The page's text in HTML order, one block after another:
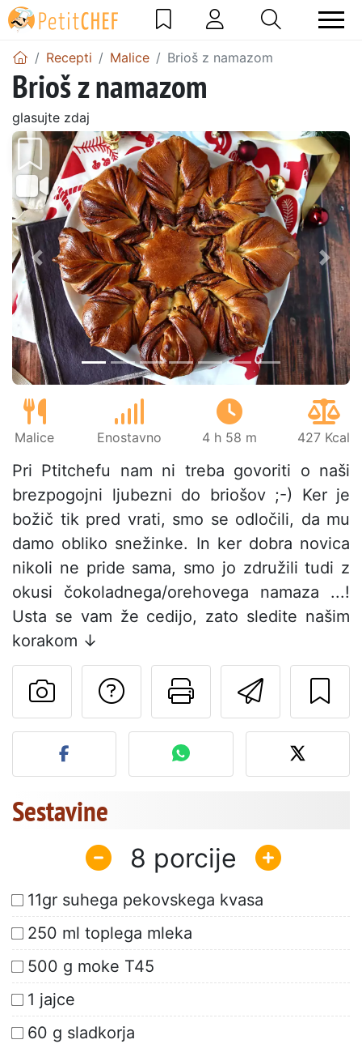
Recepti Malice Brioš z namazom
Brioš z namazom
glasujte zdaj
Prejšnji
Malice Enostavno 4 h 58 m 427 Kcal
Pri Ptitchefu nam ni treba govoriti o naši
brezpogojni ljubezni do briošov ;-) Ker je
božič tik pred vrati, smo se odločili, da mu
damo obliko snežinke. In ker dobra novica
nikoli ne pride sama, smo jo združili tudi z
okusi čokoladnega/orehovega namaza ...!
Usta se vam že cedijo, zato sledite našim
korakom ↓
Pošlji
Natisni to
Postavite
Objavite svojo fotografijo
Sestavine
8
11gr suhega pekovskega kvasa
250 ml toplega mleka
500 g moke T45
1 jajce
60 g sladkorja